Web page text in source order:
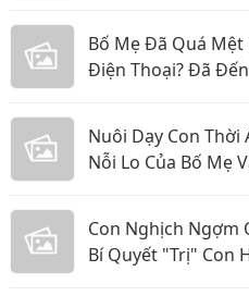
Bố Mẹ Đã Quá Mệt
Điện Thoại? Đã
Nuôi Dạy Con Thời
Nỗi Lo Của Bố Mẹ
Con Nghịch Ngợm
Bí Quyết "Trị" Con